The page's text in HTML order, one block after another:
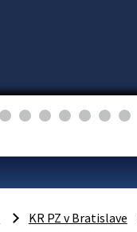
KR PZ v Bratislave